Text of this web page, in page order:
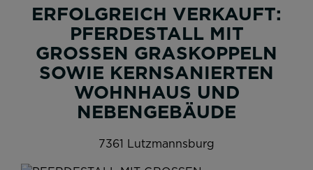
ERFOLGREICH VERKAUFT:
PFERDESTALL MIT
GROSSEN GRASKOPPELN
SOWIE KERNSANIERTEN
WOHNHAUS UND
NEBENGEBÄUDE
7361 Lutzmannsburg